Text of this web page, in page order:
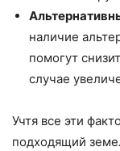
наличие
помогут
случае
Учтя все эти
подходящий